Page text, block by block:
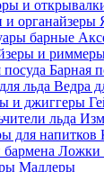
Барная
Ведра
Ложки
Мадлеры